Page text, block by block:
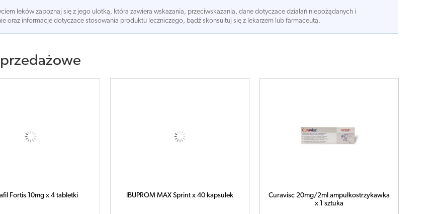
leków zapoznaj się z jego ulotką, która zawiera wskazania, przeciwskazania, dane dotyczace działań niepożądanych i
oraz informacje dotyczace stosowania produktu leczniczego, bądź skonsultuj się z lekarzem lub farmaceutą.
Fortis 10mg x 4 tabletki IBUPROM MAX Sprint x 40 kapsułek
Curavisc 20mg/2ml ampułkostrzykawka
x 1 sztuka